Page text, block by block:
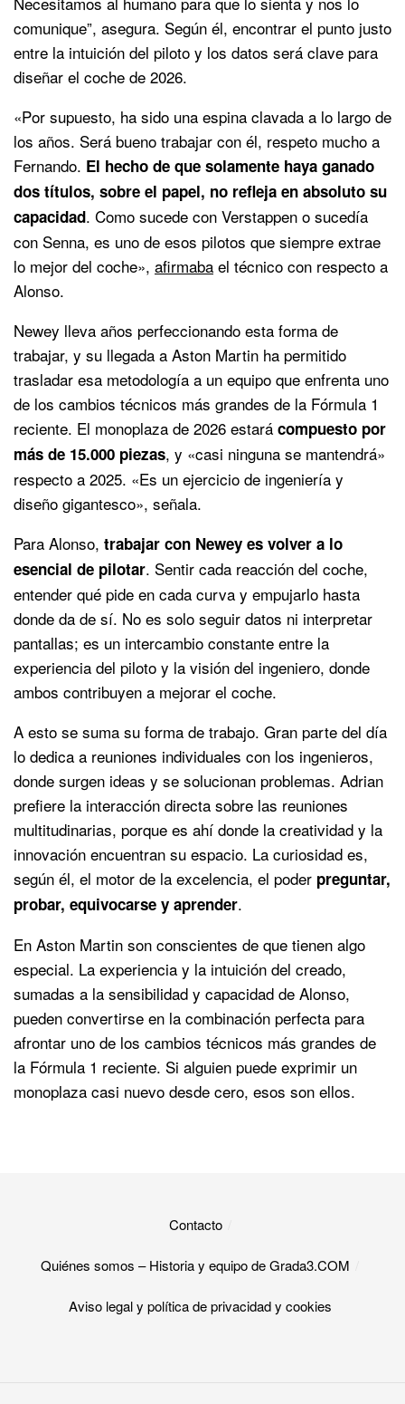
comunique”, asegura. Según él, encontrar el punto justo
entre la intuición del piloto y los datos será clave para
diseñar el coche de 2026.
«Por supuesto, ha sido una espina clavada a lo largo de
los años. Será bueno trabajar con él, respeto mucho a
Fernando. El hecho de que solamente haya ganado
dos títulos, sobre el papel, no refleja en absoluto su
capacidad. Como sucede con Verstappen o sucedía
con Senna, es uno de esos pilotos que siempre extrae
lo mejor del coche», afirmaba el técnico con respecto a
Alonso.
Newey lleva años perfeccionando esta forma de
trabajar, y su llegada a Aston Martin ha permitido
trasladar esa metodología a un equipo que enfrenta uno
de los cambios técnicos más grandes de la Fórmula 1
reciente. El monoplaza de 2026 estará compuesto por
más de 15.000 piezas, y «casi ninguna se mantendrá»
respecto a 2025. «Es un ejercicio de ingeniería y
diseño gigantesco», señala.
Para Alonso, trabajar con Newey es volver a lo
esencial de pilotar. Sentir cada reacción del coche,
entender qué pide en cada curva y empujarlo hasta
donde da de sí. No es solo seguir datos ni interpretar
pantallas; es un intercambio constante entre la
experiencia del piloto y la visión del ingeniero, donde
ambos contribuyen a mejorar el coche.
A esto se suma su forma de trabajo. Gran parte del día
lo dedica a reuniones individuales con los ingenieros,
donde surgen ideas y se solucionan problemas. Adrian
prefiere la interacción directa sobre las reuniones
multitudinarias, porque es ahí donde la creatividad y la
innovación encuentran su espacio. La curiosidad es,
según él, el motor de la excelencia, el poder preguntar,
probar, equivocarse y aprender.
En Aston Martin son conscientes de que tienen algo
especial. La experiencia y la intuición del creado,
sumadas a la sensibilidad y capacidad de Alonso,
pueden convertirse en la combinación perfecta para
afrontar uno de los cambios técnicos más grandes de
la Fórmula 1 reciente. Si alguien puede exprimir un
monoplaza casi nuevo desde cero, esos son ellos.
Contacto
Quiénes somos – Historia y equipo de Grada3.COM
Aviso legal y política de privacidad y cookies​